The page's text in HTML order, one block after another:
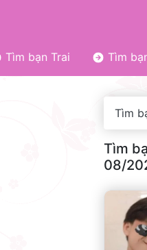
Tìm bạn Trai Tìm
Tìm
Tìm
08/